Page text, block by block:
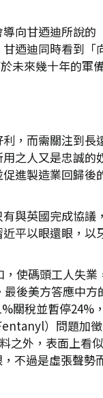
向甘迺迪所說的
迺迪同時看到「
未來幾十年的軍
，而需關注到長
之人又是忠誠的
進製造業回歸後
與英國完成協議
平以眼還眼，以
使碼頭工人失
後美方答應中
關稅並暫停24%
）問題加
之外，表面上看
不過是虛張聲勢